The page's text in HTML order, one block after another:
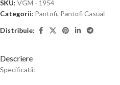
SKU: VGM - 1954
Categorii: Pantofi, Pantofi Casual
Distribuie:
Descriere
Specificatii: